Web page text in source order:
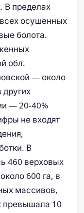
В пределах
осушенных
болота.
обл.
— около
— 20-40%
не входят
В
460 верховых
600 га, в
массивов,
превышала 10